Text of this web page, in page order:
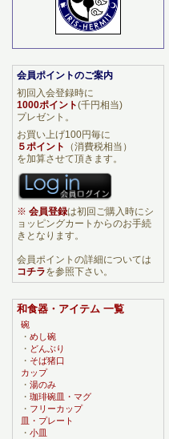
会員ポイントのご案内
初回入会登録時に
1000ポイント(千円相当)
プレゼント。
お買い上げ100円毎に
５ポイント
（消費税相当）
を加算させて頂きます。
※ 会員登録は初回ご購入時にシ
ョッピングカートからのお手続
きとなります。
会員ポイントの詳細については
コチラを参照下さい。
和食器・アイテム 一覧
碗
・ めし碗
・ どんぶり
・ そば猪口
カップ
・ 湯のみ
・ 珈琲碗皿・マグ
・ フリーカップ
皿・プレート
・ 小皿